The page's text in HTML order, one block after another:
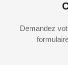
Demandez